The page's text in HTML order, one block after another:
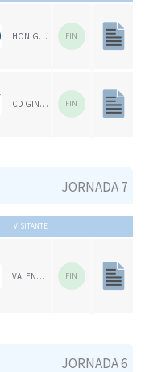
HONIGVÖGEL HH 79 FIN
CD GINER DE LOS RÍOS FIN
JORNADA 7
VISITANTE
VALENCIA CH FIN
JORNADA 6